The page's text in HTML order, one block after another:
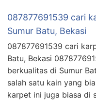
087877691539 cari
Sumur Batu, Bekasi
087877691539 cari
Batu, Bekasi
berkualitas di Sumur
salah satu kain yang
karpet ini juga biasa di